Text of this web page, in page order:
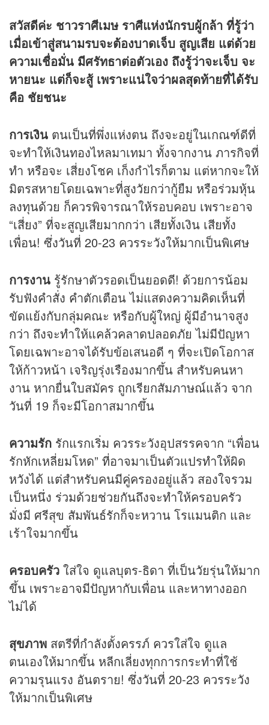
สวัสดีค่ะ ชาวราศีเมษ ราศีแห่งนักรบผู้กล้า ที่รู้ว่า
เมื่อเข้าสู่สนามรบจะต้องบาดเจ็บ สูญเสีย แต่ด้วย
ความเชื่อมั่น มีศรัทธาต่อตัวเอง ถึงรู้ว่าจะเจ็บ จะ
หายนะ แต่ก็จะสู้ เพราะแน่ใจว่าผลสุดท้ายที่ได้รับ
คือ ชัยชนะ
การเงิน ตนเป็นที่พึ่งแห่งตน ถึงจะอยู่ในเกณฑ์ดีที่
จะทำให้เงินทองไหลมาเทมา ทั้งจากงาน ภารกิจที่
ทำ หรือจะ เสี่ยงโชค เก็งกำไรก็ตาม แต่หากจะให้
มิตรสหายโดยเฉพาะที่สูงวัยกว่ากู้ยืม หรือร่วมหุ้น
ลงทุนด้วย ก็ควรพิจารณาให้รอบคอบ เพราะอาจ
“เสี่ยง” ที่จะสูญเสียมากกว่า เสียทั้งเงิน เสียทั้ง
เพื่อน! ซึ่งวันที่ 20-23 ควรระวังให้มากเป็นพิเศษ
การงาน รู้รักษาตัวรอดเป็นยอดดี! ด้วยการน้อม
รับฟังคำสั่ง คำตักเตือน ไม่แสดงความคิดเห็นที่
ขัดแย้งกับกลุ่มคณะ หรือกับผู้ใหญ่ ผู้มีอำนาจสูง
กว่า ถึงจะทำให้แคล้วคลาดปลอดภัย ไม่มีปัญหา
โดยเฉพาะอาจได้รับข้อเสนอดี ๆ ที่จะเปิดโอกาส
ให้ก้าวหน้า เจริญรุ่งเรืองมากขึ้น สำหรับคนหา
งาน หากยื่นใบสมัคร ถูกเรียกสัมภาษณ์แล้ว จาก
วันที่ 19 ก็จะมีโอกาสมากขึ้น
ความรัก รักแรกเริ่ม ควรระวังอุปสรรคจาก “เพื่อน
รักหักเหลี่ยมโหด” ที่อาจมาเป็นตัวแปรทำให้ผิด
หวังได้ แต่สำหรับคนมีคู่ครองอยู่แล้ว สองใจรวม
เป็นหนึ่ง ร่วมด้วยช่วยกันถึงจะทำให้ครอบครัว
มั่งมี ศรีสุข สัมพันธ์รักก็จะหวาน โรแมนติก และ
เร้าใจมากขึ้น
ครอบครัว ใส่ใจ ดูแลบุตร-ธิดา ที่เป็นวัยรุ่นให้มาก
ขึ้น เพราะอาจมีปัญหากับเพื่อน และหาทางออก
ไม่ได้
สุขภาพ สตรีที่กำลังตั้งครรภ์ ควรใส่ใจ ดูแล
ตนเองให้มากขึ้น หลีกเลี่ยงทุกการกระทำที่ใช้
ความรุนแรง อันตราย! ซึ่งวันที่ 20-23 ควรระวัง
ให้มากเป็นพิเศษ